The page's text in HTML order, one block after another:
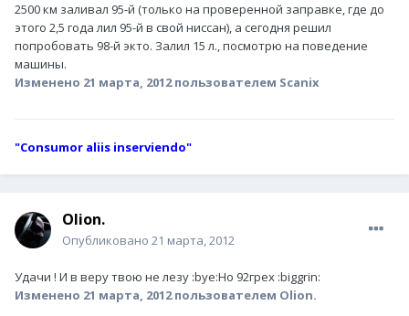
2500 км заливал 95-й (только на проверенной заправке, где до
этого 2,5 года лил 95-й в свой ниссан), а сегодня решил
попробовать 98-й экто. Залил 15 л., посмотрю на поведение
машины.
Изменено 21 марта, 2012пользователем Scanix
"Consumor aliis inserviendo"
Olion.
Опубликовано 21 марта, 2012
Удачи ! И в веру твою не лезу :bye:Но 92грех :biggrin:
Изменено 21 марта, 2012пользователем Olion.